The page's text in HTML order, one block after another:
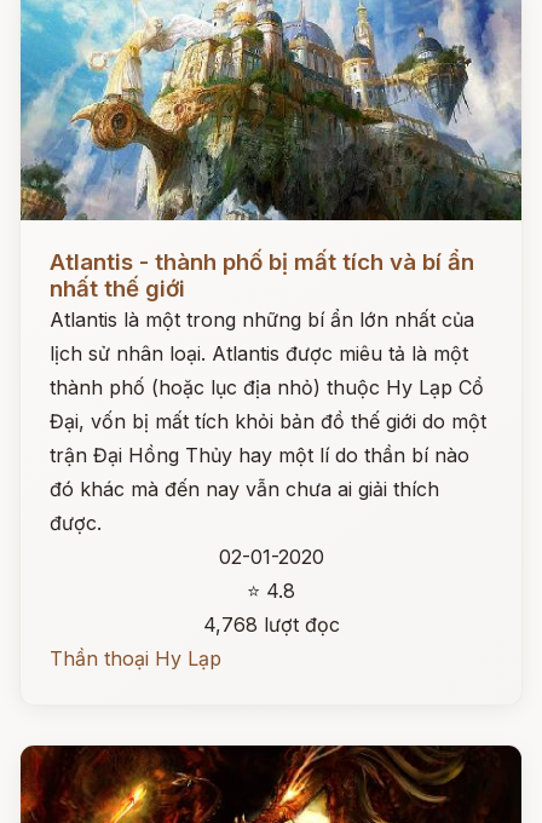
Atlantis - thành phố bị mất tích và bí ẩn
nhất thế giới
Atlantis là một trong những bí ẩn lớn nhất của
lịch sử nhân loại. Atlantis được miêu tả là một
thành phố (hoặc lục địa nhỏ) thuộc Hy Lạp Cổ
Đại, vốn bị mất tích khỏi bản đồ thế giới do một
trận Đại Hồng Thủy hay một lí do thần bí nào
đó khác mà đến nay vẫn chưa ai giải thích
được.
02-01-2020
⭐ 4.8
4,768 lượt đọc
Thần thoại Hy Lạp